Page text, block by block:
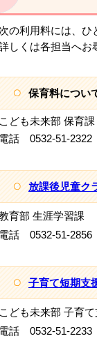
次の利用料には、ひ
しくは各担当へお
保育料につい
こども未来部 保育課
電話 0532-51-2322
放課後児童ク
育部 生涯学習課
電話 0532-51-2856
子育て短期支
こども未来部 子育
電話 0532-51-2233